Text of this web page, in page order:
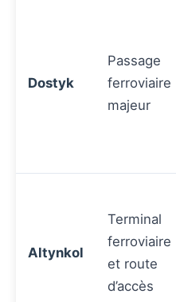
Dostyk
Passage
ferroviaire
majeur
Altynkol
Terminal
ferroviaire
et route
d’accès